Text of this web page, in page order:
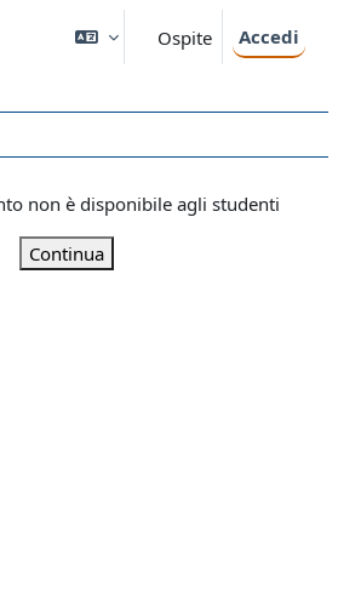
Ospite Accedi
non è disponibile agli studenti
Continua